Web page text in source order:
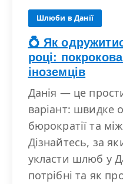
Шлюби в Данії
💍 Як
році:
іноземців
Данія — це
варіант: швидке
бюрократії та
Дізнайтесь, за
укласти шлюб у
потрібні та як